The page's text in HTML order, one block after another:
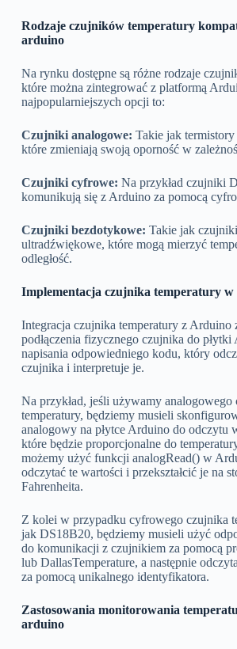
Rodzaje czujników temperatury
arduino
Na rynku dostępne są różne rodzaje
które można zintegrować z platformą
najpopularniejszych opcji to:
Czujniki analogowe: Takie jak
które zmieniają swoją oporność w
Czujniki cyfrowe: Na przykład czujniki
komunikują się z Arduino za pomocą
Czujniki bezdotykowe: Takie jak
ultradźwiękowe, które mogą mierzyć
odległość.
Implementacja czujnika temperatury
Integracja czujnika temperatury z Arduino
podłączenia fizycznego czujnika do płytki
napisania odpowiedniego kodu, który
czujnika i interpretuje je.
Na przykład, jeśli używamy analogowego
temperatury, będziemy musieli
analogowy na płytce Arduino do odczytu
które będzie proporcjonalne do
możemy użyć funkcji analogRead() w
odczytać te wartości i przekształcić je na
Fahrenheita.
Z kolei w przypadku cyfrowego czujnika
jak DS18B20, będziemy musieli użyć
do komunikacji z czujnikiem za pomocą
lub DallasTemperature, a następnie
za pomocą unikalnego identyfikatora.
Zastosowania monitorowania
arduino